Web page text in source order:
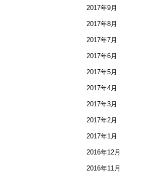
2017年9月
2017年8月
2017年7月
2017年6月
2017年5月
2017年4月
2017年3月
2017年2月
2017年1月
2016年12月
2016年11月